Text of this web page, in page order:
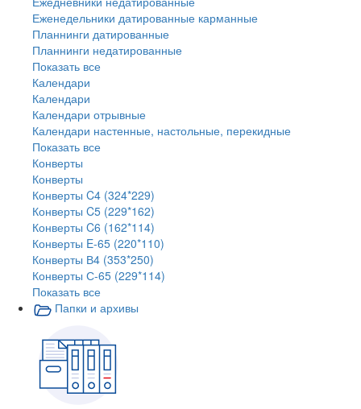
Еженедельники датированные карманные
Планнинги датированные
Планнинги недатированные
Показать все
Календари
Календари
Календари отрывные
Календари настенные, настольные, перекидные
Показать все
Конверты
Конверты
Конверты C4 (324*229)
Конверты C5 (229*162)
Конверты C6 (162*114)
Конверты E-65 (220*110)
Конверты В4 (353*250)
Конверты С-65 (229*114)
Показать все
Папки и архивы